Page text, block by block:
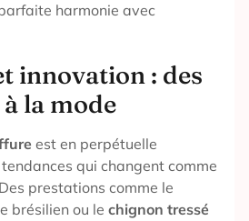
harmonie avec
innovation : des
la mode
est en perpétuelle
qui changent comme
prestations comme le
brésilien ou le chignon tressé